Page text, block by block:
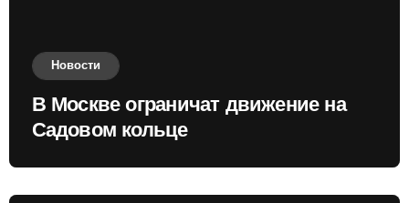
Новости
В Москве ограничат движение на
Садовом кольце